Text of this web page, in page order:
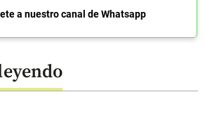
a nuestro canal de Whatsapp